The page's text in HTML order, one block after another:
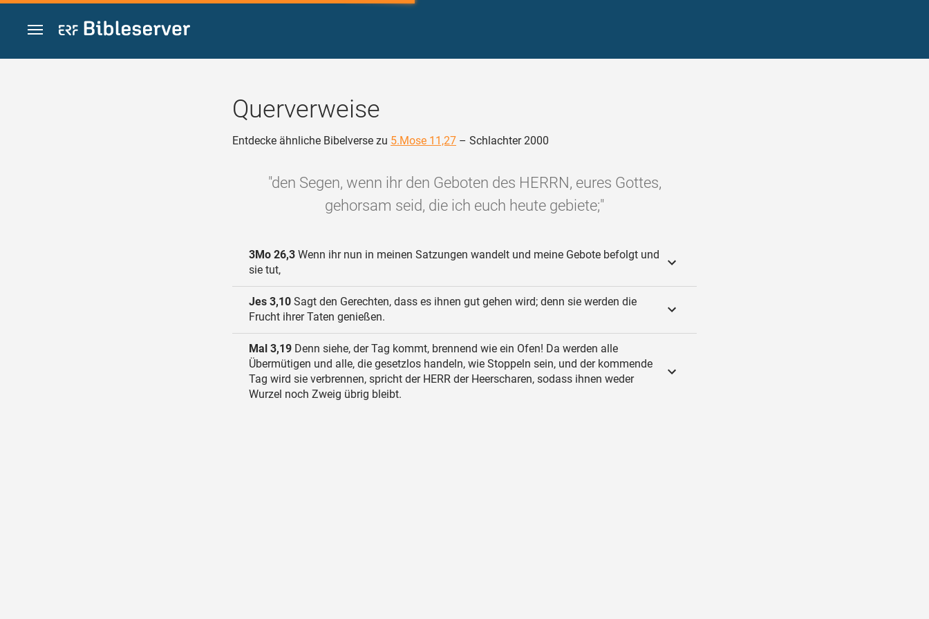
Zum Inhalt springen
Querverweise
Entdecke ähnliche Bibelverse zu 5.Mose 11,27 – Schlachter 2000
"den Segen, wenn ihr den Geboten des HERRN, eures Gottes,
gehorsam seid, die ich euch heute gebiete;"
3Mo 26,3 Wenn ihr nun in meinen Satzungen wandelt und meine Gebote befolgt und
sie tut,
Jes 3,10 Sagt den Gerechten, dass es ihnen gut gehen wird; denn sie werden die
Frucht ihrer Taten genießen.
Mal 3,19 Denn siehe, der Tag kommt, brennend wie ein Ofen! Da werden alle
Übermütigen und alle, die gesetzlos handeln, wie Stoppeln sein, und der kommende
Tag wird sie verbrennen, spricht der HERR der Heerscharen, sodass ihnen weder
Wurzel noch Zweig übrig bleibt.